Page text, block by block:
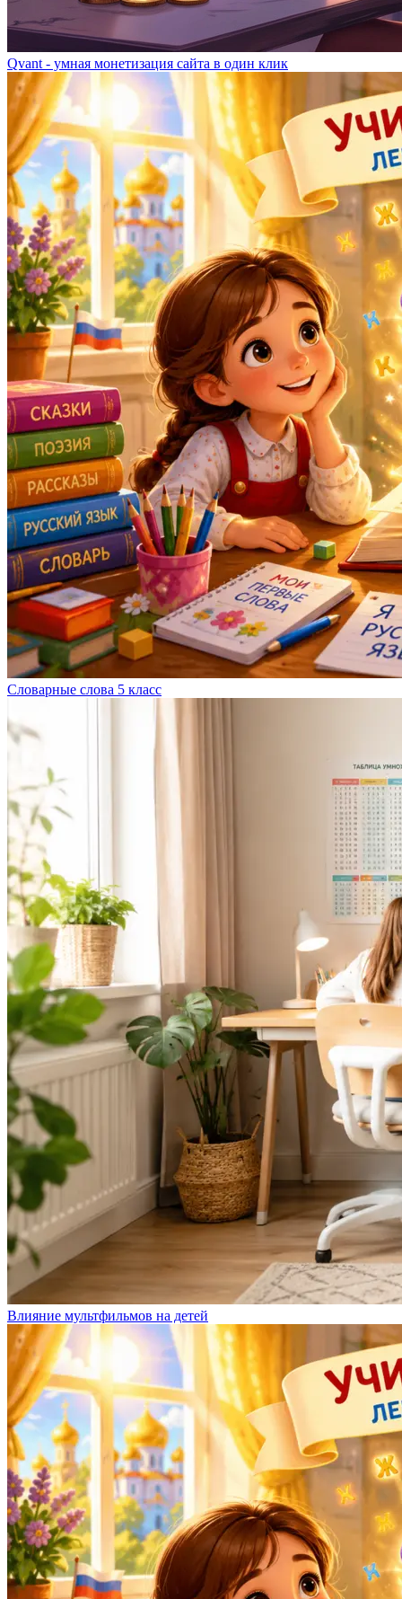
Qvant - умная монетизация сайта в один клик
Словарные слова 5 класс
Влияние мультфильмов на детей